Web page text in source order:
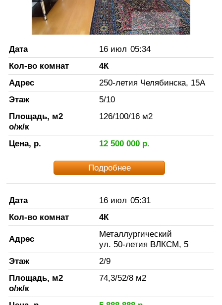
Дата 16 июл 05:34
Кол-во комнат
4К
Адрес
250-летия Челябинска, 15А
Этаж
5/10
Площадь, м2
о/ж/к
126/100/16 м2
Цена, р. 12 500 000р.
Подробнее
Дата 16 июл 05:31
Кол-во комнат
4К
Адрес
Металлургический
ул. 50-летия ВЛКСМ, 5
Этаж
2/9
Площадь, м2
о/ж/к
74,3/52/8 м2